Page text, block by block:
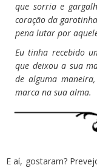
que sorria e
coração da
pena lutar por
Eu tinha recebido
que deixou a sua
de alguma
marca na sua alma.
E aí, gostaram?